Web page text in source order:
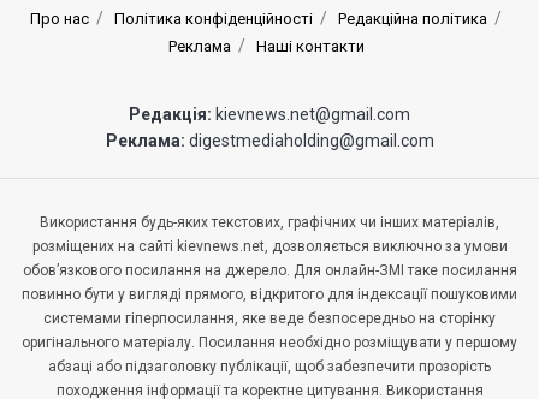
Про нас Політика конфіденційності
Редакційна політика
Реклама
Наші контакти
Редакція: kievnews.net@gmail.com
Реклама: digestmediaholding@gmail.com
Використання будь-яких текстових, графічних чи інших матеріалів,
розміщених на сайті kievnews.net, дозволяється виключно за умови
обов’язкового посилання на джерело. Для онлайн-ЗМІ таке посилання
повинно бути у вигляді прямого, відкритого для індексації пошуковими
системами гіперпосилання, яке веде безпосередньо на сторінку
оригінального матеріалу. Посилання необхідно розміщувати у першому
абзаці або підзаголовку публікації, щоб забезпечити прозорість
походження інформації та коректне цитування. Використання